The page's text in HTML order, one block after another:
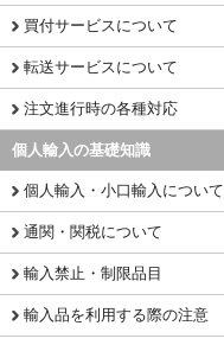
買付サービスについて
転送サービスについて
注文進行時の各種対応
個人輸入の基礎知識
個人輸入・小口輸入について
通関・関税について
輸入禁止・制限品目
輸入品を利用する際の注意